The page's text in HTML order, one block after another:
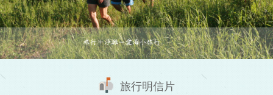
旅行明信片